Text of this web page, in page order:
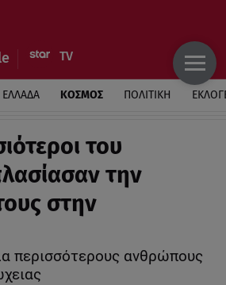
ΕΛΛΑΔΑ ΚΟΣΜΟΣ ΠΟΛΙΤΙΚΗ
του
την
στην
περισσότερους ανθρώπους